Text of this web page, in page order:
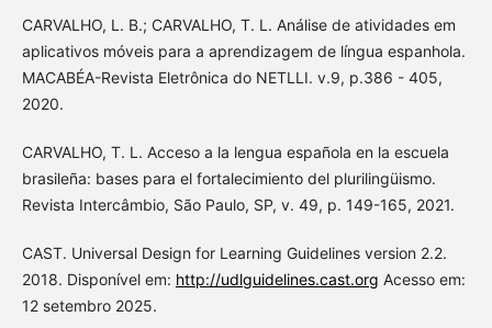
CARVALHO, L. B.; CARVALHO, T. L. Análise de atividades em
aplicativos móveis para a aprendizagem de língua espanhola.
MACABÉA-Revista Eletrônica do NETLLI. v.9, p.386 - 405,
2020.
CARVALHO, T. L. Acceso a la lengua española en la escuela
brasileña: bases para el fortalecimiento del plurilingüismo.
Revista Intercâmbio, São Paulo, SP, v. 49, p. 149-165, 2021.
CAST. Universal Design for Learning Guidelines version 2.2.
2018. Disponível em: http://udlguidelines.cast.org Acesso em:
12 setembro 2025.